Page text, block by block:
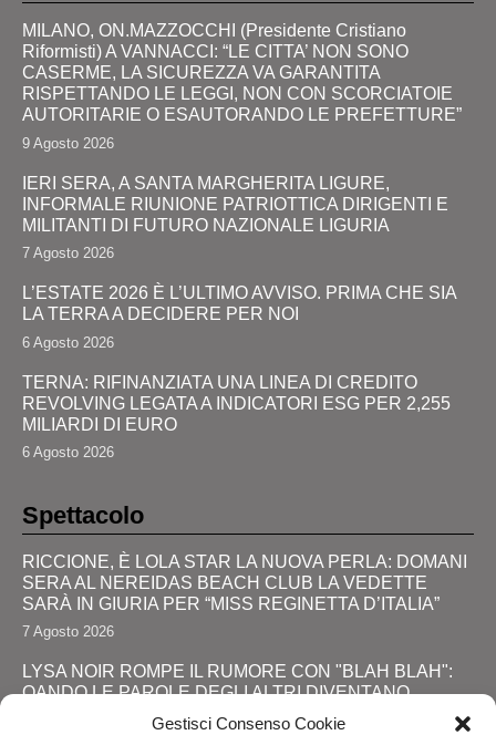
Gestisci Consenso Cookie
MILANO, ON.MAZZOCCHI (Presidente Cristiano
Riformisti) A VANNACCI: “LE CITTA’ NON SONO
CASERME, LA SICUREZZA VA GARANTITA
RISPETTANDO LE LEGGI, NON CON SCORCIATOIE
AUTORITARIE O ESAUTORANDO LE PREFETTURE”
9 Agosto 2026
IERI SERA, A SANTA MARGHERITA LIGURE,
INFORMALE RIUNIONE PATRIOTTICA DIRIGENTI E
MILITANTI DI FUTURO NAZIONALE LIGURIA
7 Agosto 2026
L’ESTATE 2026 È L’ULTIMO AVVISO. PRIMA CHE SIA
LA TERRA A DECIDERE PER NOI
6 Agosto 2026
TERNA: RIFINANZIATA UNA LINEA DI CREDITO
REVOLVING LEGATA A INDICATORI ESG PER 2,255
MILIARDI DI EURO
6 Agosto 2026
Spettacolo
RICCIONE, È LOLA STAR LA NUOVA PERLA: DOMANI
SERA AL NEREIDAS BEACH CLUB LA VEDETTE
SARÀ IN GIURIA PER “MISS REGINETTA D’ITALIA”
7 Agosto 2026
LYSA NOIR ROMPE IL RUMORE CON "BLAH BLAH":
QANDO LE PAROLE DEGLI ALTRI DIVENTANO